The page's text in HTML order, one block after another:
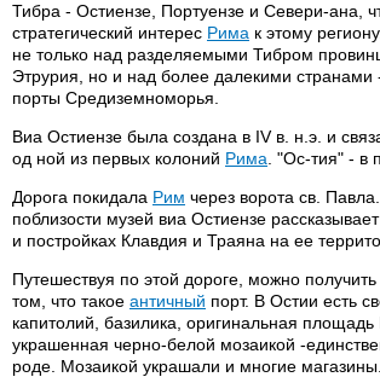
Тибра - Остиензе, Портуензе и Севери-ана,
стратегический интерес Рима к этому
не только над разделяемыми Тибром
Этрурия, но и над более далекими странами
порты Средиземноморья.
Виа Остиензе была создана в IV в. н.э. и
од ной из первых колоний Рима . "Ос-тия" - в
Дорога покидала Рим через ворота св.
поблизости музей виа Остиензе
и постройках Клавдия и Траяна на ее
Путешествуя по этой дороге, можно
том, что такое античный порт. В Остии есть
капитолий, базилика, оригинальная площадь
украшенная черно-белой мозаикой -
роде. Мозаикой украшали и многие магазины.